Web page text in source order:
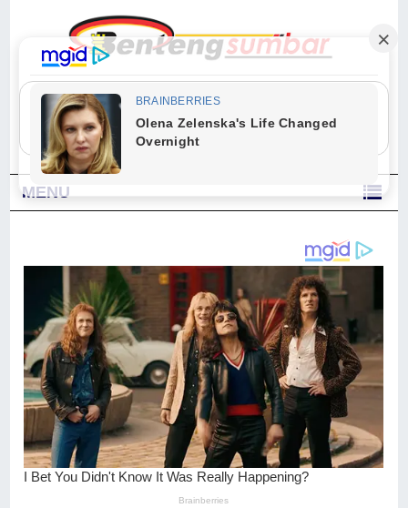
"Sesungguhnya Allah dan para malaikat-Nya berselawat untuk Nabi.
Wahai orang-orang yang beriman, berselawatlah kamu untuk Nabi dan
ucapkanlah salam dengan penuh penghormatan kepadanya." (Qs. Al
Ahzab Ayat 56)
MENU